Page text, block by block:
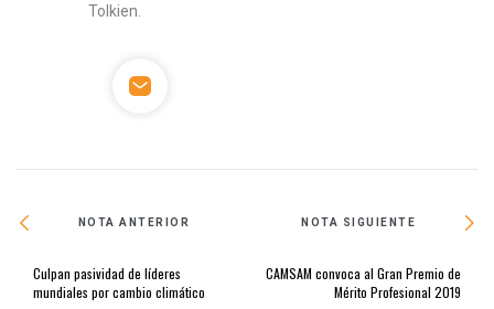
Tolkien.
NOTA ANTERIOR
Culpan pasividad de líderes
mundiales por cambio climático
NOTA SIGUIENTE
CAMSAM convoca al Gran Premio de
Mérito Profesional 2019